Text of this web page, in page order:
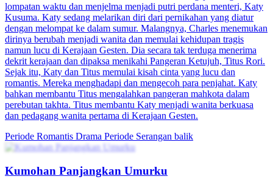
lompatan waktu dan menjelma menjadi putri perdana menteri, Katy
Kusuma. Katy sedang melarikan diri dari pernikahan yang diatur
dengan melompat ke dalam sumur. Malangnya, Charles menemukan
dirinya berubah menjadi wanita dan memulai kehidupan tragis
namun lucu di Kerajaan Gesten. Dia secara tak terduga menerima
dekrit kerajaan dan dipaksa menikahi Pangeran Ketujuh, Titus Rori.
Sejak itu, Katy dan Titus memulai kisah cinta yang lucu dan
romantis. Mereka menghadapi dan mengecoh para penjahat. Katy
bahkan membantu Titus mengalahkan pangeran mahkota dalam
perebutan takhta. Titus membantu Katy menjadi wanita berkuasa
dan pedagang wanita pertama di Kerajaan Gesten.
Periode Romantis Drama Periode Serangan balik
Kumohan Panjangkan Umurku